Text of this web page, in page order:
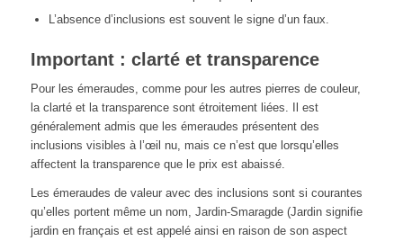
L’absence d’inclusions est souvent le signe d’un faux.
Important : clarté et transparence
Pour les émeraudes, comme pour les autres pierres de couleur,
la clarté et la transparence sont étroitement liées. Il est
généralement admis que les émeraudes présentent des
inclusions visibles à l’œil nu, mais ce n’est que lorsqu’elles
affectent la transparence que le prix est abaissé.
Les émeraudes de valeur avec des inclusions sont si courantes
qu’elles portent même un nom, Jardin-Smaragde (Jardin signifie
jardin en français et est appelé ainsi en raison de son aspect